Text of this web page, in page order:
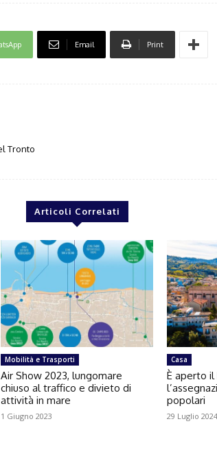
Email Print
Tronto
Articoli Correlati
Mobilità e Trasporti
Air Show 2023, lungomare
chiuso al traffico e divieto di
attività in mare
1 Giugno 2023
Casa
È aperto
popolari
29 Luglio 2024